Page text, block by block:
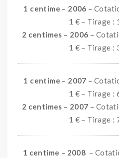
1 centime – 2006 –
1 € – Tirage :
2 centimes – 2006 –
1 € – Tirage :
1 centime – 2007 –
1 € – Tirage :
2 centimes – 2007 –
1 € – Tirage :
1 centime – 2008 –